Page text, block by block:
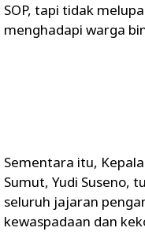
SOP, tapi tidak
menghadapi warga
Sementara itu,
Sumut, Yudi Suseno,
seluruh jajaran
kewaspadaan dan